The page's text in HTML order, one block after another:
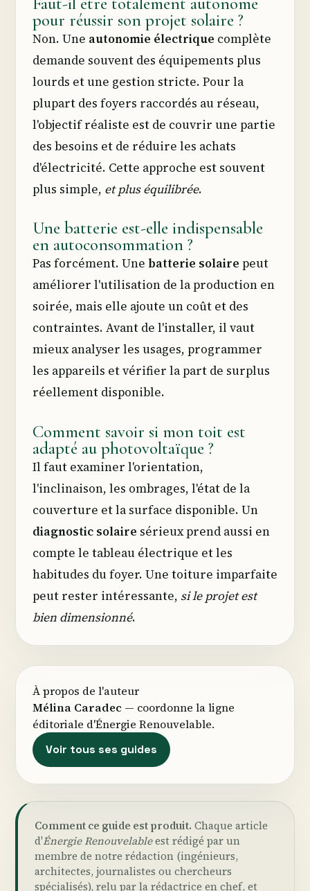
pour réussir son projet solaire ?
Non. Une autonomie électrique complète
demande souvent des équipements plus
lourds et une gestion stricte. Pour la
plupart des foyers raccordés au réseau,
l'objectif réaliste est de couvrir une partie
des besoins et de réduire les achats
d'électricité. Cette approche est souvent
plus simple, et plus équilibrée.
Une batterie est-elle indispensable
en autoconsommation ?
Pas forcément. Une batterie solaire peut
améliorer l'utilisation de la production en
soirée, mais elle ajoute un coût et des
contraintes. Avant de l'installer, il vaut
mieux analyser les usages, programmer
les appareils et vérifier la part de surplus
réellement disponible.
Comment savoir si mon toit est
adapté au photovoltaïque ?
Il faut examiner l'orientation,
l'inclinaison, les ombrages, l'état de la
couverture et la surface disponible. Un
diagnostic solaire sérieux prend aussi en
compte le tableau électrique et les
habitudes du foyer. Une toiture imparfaite
peut rester intéressante, si le projet est
bien dimensionné.
À propos de l'auteur
Mélina Caradec — coordonne la ligne
éditoriale d'Énergie Renouvelable.
Voir tous ses guides
Comment ce guide est produit. Chaque article
d'Énergie Renouvelableest rédigé par un
membre de notre rédaction (ingénieurs,
architectes, journalistes ou chercheurs
spécialisés), relu par la rédactrice en chef, et